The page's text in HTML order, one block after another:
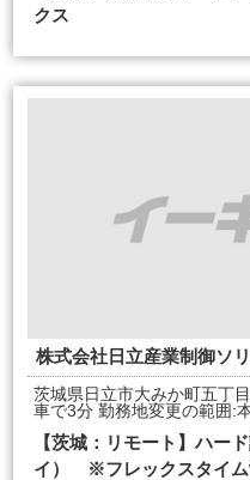
クス
株式会社日立産業制御ソ
茨城県日立市大みか町五丁
車で3分 勤務地変更の範囲:
【茨城：リモート】ハー
イ） ※フレックスタイム